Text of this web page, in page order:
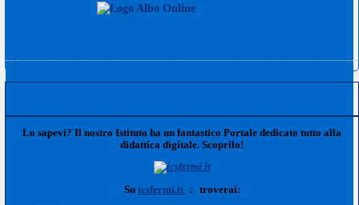
Lo sapevi? Il nostro Istituto ha un fantastico Portale dedicato tutto alla
didattica digitale. Scoprilo!
Su icsfermi.it
troverai: